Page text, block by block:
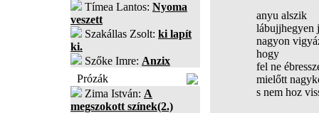
Tímea Lantos: Nyoma
veszett
Szakállas Zsolt: ki lapít
ki.
Szőke Imre: Anzix
Prózák
Zima István: A
megszokott színek(2.)
anyu alszik
lábujjhegyen
nagyon
hogy
fel ne
mielőtt
s nem hoz